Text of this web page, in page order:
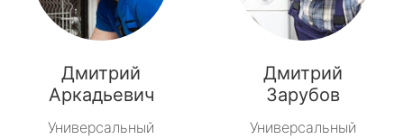
Дмитрий
Аркадьевич
Универсальный
Дмитрий
Зарубов
Универсальный